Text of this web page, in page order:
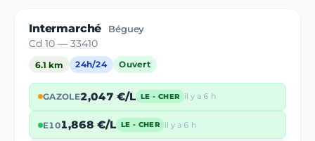
Intermarché Béguey
Cd 10 — 33410
6.1 km 24h/24 Ouvert
GAZOLE2,047 €/L LE - CHER il y a 6 h
E101,868 €/L LE - CHER il y a 6 h